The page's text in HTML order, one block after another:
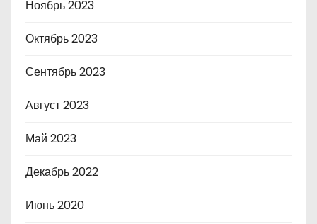
Ноябрь 2023
Октябрь 2023
Сентябрь 2023
Август 2023
Май 2023
Декабрь 2022
Июнь 2020